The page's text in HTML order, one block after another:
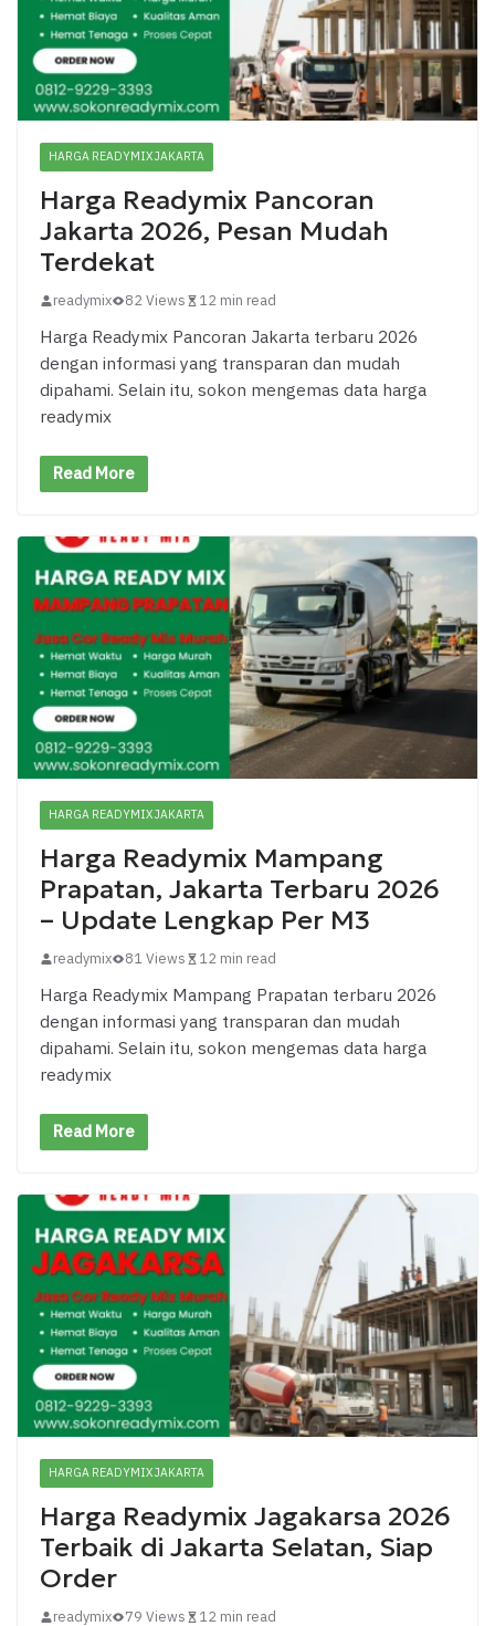
HARGA READYMIX JAKARTA
Harga Readymix Pancoran
Jakarta 2026, Pesan Mudah
Terdekat
readymix 82 Views 12 min read
Harga Readymix Pancoran Jakarta terbaru 2026
dengan informasi yang transparan dan mudah
dipahami. Selain itu, sokon mengemas data harga
readymix
Read More
HARGA READYMIX JAKARTA
Harga Readymix Mampang
Prapatan, Jakarta Terbaru 2026
– Update Lengkap Per M3
readymix 81 Views 12 min read
Harga Readymix Mampang Prapatan terbaru 2026
dengan informasi yang transparan dan mudah
dipahami. Selain itu, sokon mengemas data harga
readymix
Read More
HARGA READYMIX JAKARTA
Harga Readymix Jagakarsa 2026
Terbaik di Jakarta Selatan, Siap
Order
readymix 79 Views 12 min read